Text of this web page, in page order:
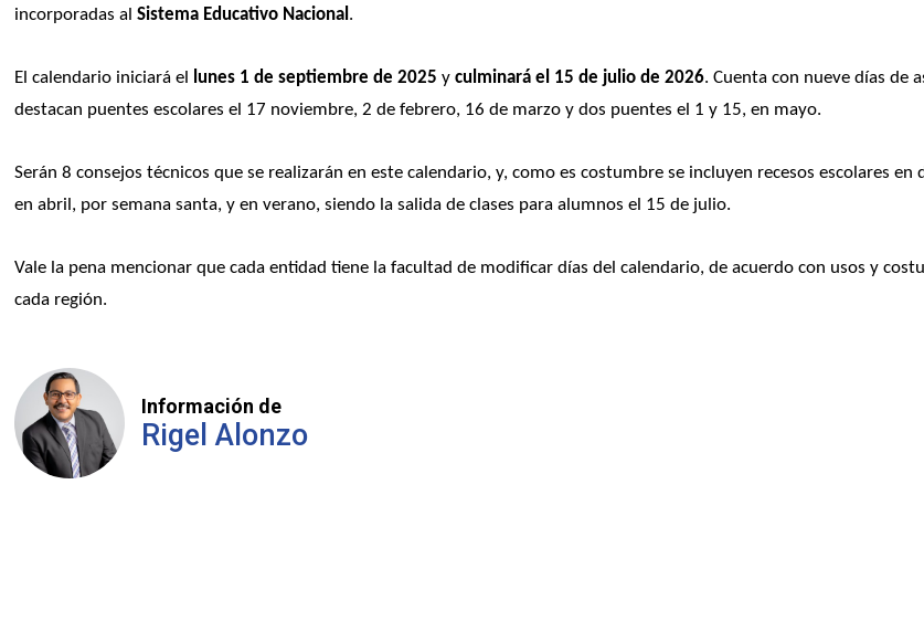
incorporadas al Sistema Educativo Nacional .
El calendario iniciará el lunes 1 de septiembre de 2025 y culminará el 15 de julio de 2026. Cuenta con nueve días de
destacan puentes escolares el 17 noviembre, 2 de febrero, 16 de marzo y dos puentes el 1 y 15, en mayo.
Serán 8 consejos técnicos que se realizarán en este calendario, y, como es costumbre se incluyen recesos escolares en
en abril, por semana santa, y en verano, siendo la salida de clases para alumnos el 15 de julio.
Vale la pena mencionar que cada entidad tiene la facultad de modificar días del calendario, de acuerdo con usos y
cada región.
Información de
Rigel Alonzo